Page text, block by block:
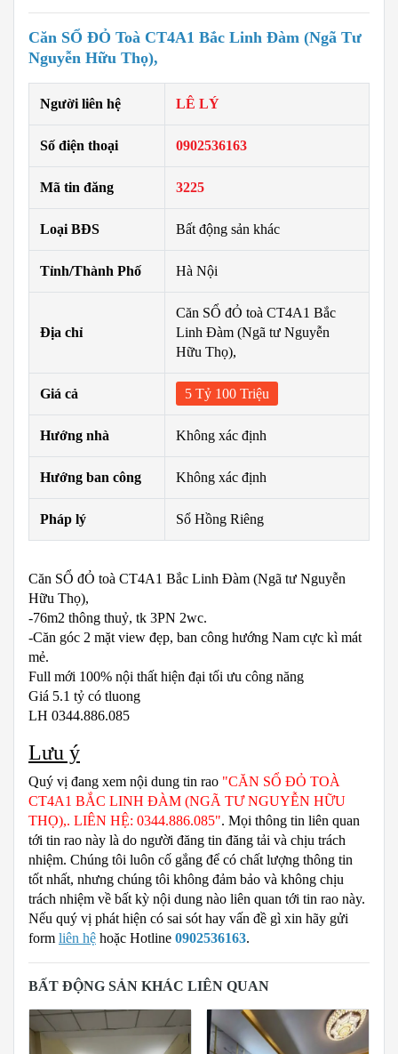
Căn SỔ ĐỎ Toà CT4A1 Bắc Linh Đàm (Ngã Tư
Nguyễn Hữu Thọ),
Người liên hệ LÊ LÝ
Số điện thoại 0902536163
Mã tin đăng 3225
Loại BĐS Bất động sản khác
Tỉnh/Thành Phố Hà Nội
Địa chỉ
Căn SỔ đỎ toà CT4A1 Bắc
Linh Đàm (Ngã tư Nguyễn
Hữu Thọ),
Giá cả 5 Tỷ 100 Triệu
Hướng nhà Không xác định
Hướng ban công Không xác định
Pháp lý Sổ Hồng Riêng
Căn SỔ đỎ toà CT4A1 Bắc Linh Đàm (Ngã tư Nguyễn
Hữu Thọ),
-76m2 thông thuỷ, tk 3PN 2wc.
-Căn góc 2 mặt view đẹp, ban công hướng Nam cực kì mát
mẻ.
Full mới 100% nội thất hiện đại tối ưu công năng
Giá 5.1 tỷ có tluong
LH 0344.886.085
Lưu ý
Quý vị đang xem nội dung tin rao "CĂN SỔ ĐỎ TOÀ
CT4A1 BẮC LINH ĐÀM (NGÃ TƯ NGUYỄN HỮU
THỌ),. LIÊN HỆ: 0344.886.085". Mọi thông tin liên quan
tới tin rao này là do người đăng tin đăng tải và chịu trách
nhiệm. Chúng tôi luôn cố gắng để có chất lượng thông tin
tốt nhất, nhưng chúng tôi không đảm bảo và không chịu
trách nhiệm về bất kỳ nội dung nào liên quan tới tin rao này.
Nếu quý vị phát hiện có sai sót hay vấn đề gì xin hãy gửi
form liên hệ hoặc Hotline 0902536163.
BẤT ĐỘNG SẢN KHÁC LIÊN QUAN